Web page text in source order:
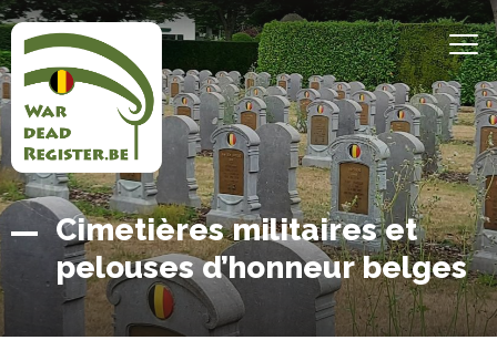
Aller
au
contenu
principal
Accueil
Belgian
War
Dead
Register
Cimetières militaires et
pelouses d’honneur belges